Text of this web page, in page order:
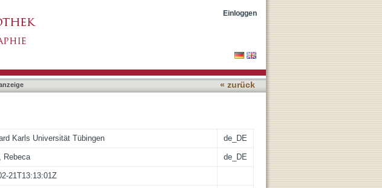
of filamentous cyanobacteriaEinloggen
« zurück
Karls Universität Tübingen de_DE
Rebeca de_DE
21T13:13:01Z